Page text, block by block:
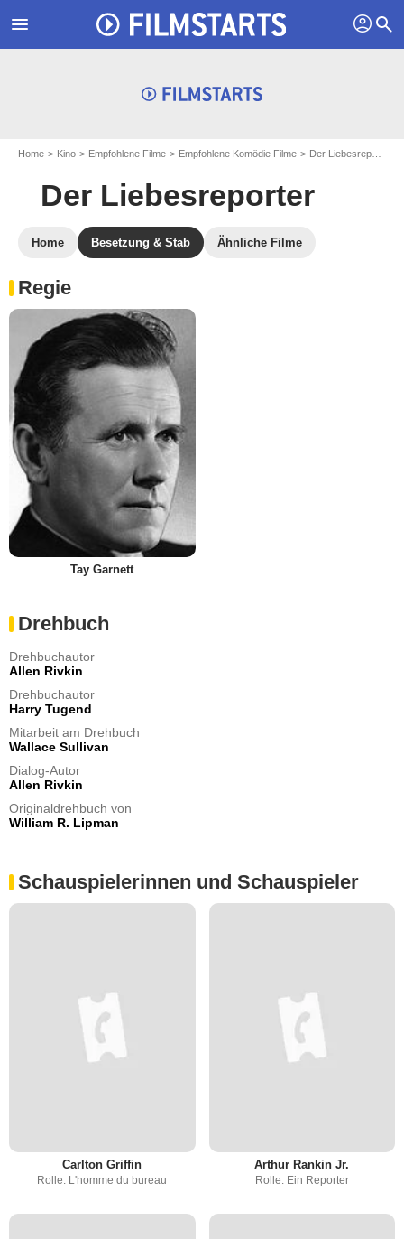
menu profil search
Home Kino Empfohlene Filme Empfohlene Komödie Filme Der Liebesreporter
Der Liebesreporter
Home Besetzung & Stab Ähnliche Filme
Regie
Tay Garnett
Drehbuch
Drehbuchautor
Allen Rivkin
Drehbuchautor
Harry Tugend
Mitarbeit am Drehbuch
Wallace Sullivan
Dialog-Autor
Allen Rivkin
Originaldrehbuch von
William R. Lipman
Schauspielerinnen und Schauspieler
Carlton Griffin
Rolle: L'homme du bureau
Arthur Rankin Jr.
Rolle: Ein Reporter